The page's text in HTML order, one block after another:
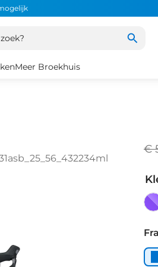
Meer Broekhuis
€